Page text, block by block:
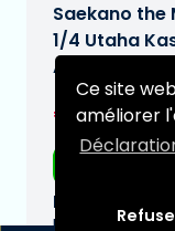
Ce site
améliorer
Saekano the
1/4 Utaha
AQ 20 cm
€277,95
Date de
N/A